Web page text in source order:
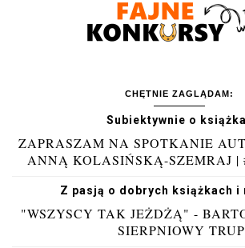
CHĘTNIE ZAGLĄDAM:
Subiektywnie o
ZAPRASZAM NA SPOTKANIE
ANNĄ KOLASIŃSKĄ-SZEMRAJ |
Z pasją o dobrych książkach i
"WSZYSCY TAK JEŻDŻĄ" -
SIERPNIOWY